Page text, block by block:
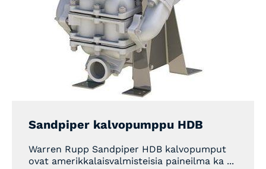
Sandpiper kalvopumppu HDB
Warren Rupp Sandpiper HDB kalvopumput
ovat amerikkalaisvalmisteisia paineilma ka ...